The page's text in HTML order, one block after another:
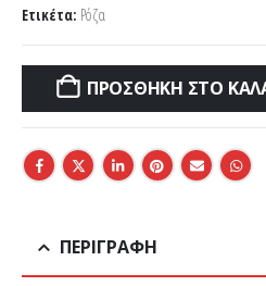
Ετικέτα: Ρόζα
ΠΡΟΣΘΉΚΗ ΣΤΟ
ΠΕΡΙΓΡΑΦΉ